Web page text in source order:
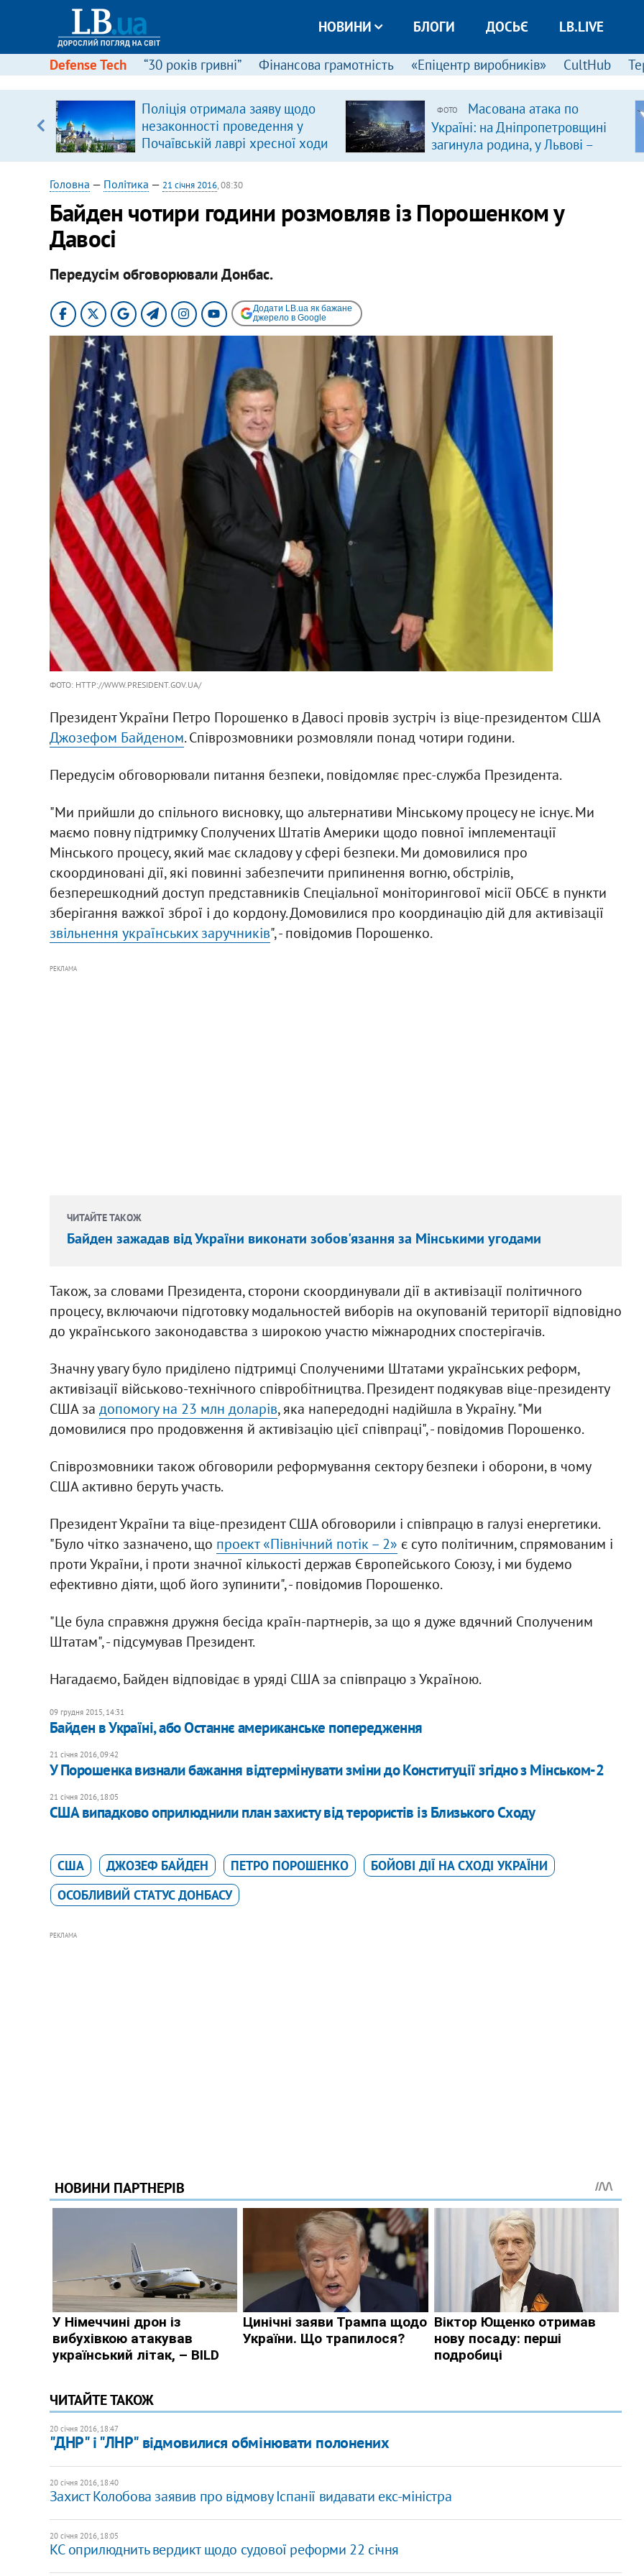
НОВИНИ БЛОГИ ДОСЬЄ LB.LIVE
Defense Tech “30 років гривні” Фінансова грамотність «Епіцентр виробників» CultHub
Поліція отримала заяву щодо
незаконності проведення у
Почаївській лаврі хресної ходи
ФОТО
Масована атака по
Україні: на Дніпропетровщині
загинула родина, у Львові –
удар по багатоповерхівках
Головна — Політика — 21 січня 2016, 08:30
Байден чотири години розмовляв із Порошенком у
Давосі
Передусім обговорювали Донбас.
Додати LB.ua як бажане
джерело в Google
ФОТО: HTTP://WWW.PRESIDENT.GOV.UA/
Президент України Петро Порошенко в Давосі провів зустріч із віце-президентом США
Джозефом Байденом. Співрозмовники розмовляли понад чотири години.
Передусім обговорювали питання безпеки, повідомляє прес-служба Президента.
"Ми прийшли до спільного висновку, що альтернативи Мінському процесу не існує. Ми
маємо повну підтримку Сполучених Штатів Америки щодо повної імплементації
Мінського процесу, який має складову у сфері безпеки. Ми домовилися про
скоординовані дії, які повинні забезпечити припинення вогню, обстрілів,
безперешкодний доступ представників Спеціальної моніторингової місії ОБСЄ в пункти
зберігання важкої зброї і до кордону. Домовилися про координацію дій для активізації
звільнення українських заручників", - повідомив Порошенко.
РЕКЛАМА
ЧИТАЙТЕ ТАКОЖ
Байден зажадав від України виконати зобов'язання за Мінськими угодами
Також, за словами Президента, сторони скоординували дії в активізації політичного
процесу, включаючи підготовку модальностей виборів на окупованій території відповідно
до українського законодавства з широкою участю міжнародних спостерігачів.
Значну увагу було приділено підтримці Сполученими Штатами українських реформ,
активізації військово-технічного співробітництва. Президент подякував віце-президенту
США за допомогу на 23 млн доларів, яка напередодні надійшла в Україну. "Ми
домовилися про продовження й активізацію цієї співпраці", - повідомив Порошенко.
Співрозмовники також обговорили реформування сектору безпеки і оборони, в чому
США активно беруть участь.
Президент України та віце-президент США обговорили і співпрацю в галузі енергетики.
"Було чітко зазначено, що проект «Північний потік – 2» є суто політичним, спрямованим і
проти України, і проти значної кількості держав Європейського Союзу, і ми будемо
ефективно діяти, щоб його зупинити", - повідомив Порошенко.
"Це була справжня дружня бесіда країн-партнерів, за що я дуже вдячний Сполученим
Штатам", - підсумував Президент.
Нагадаємо, Байден відповідає в уряді США за співпрацю з Україною.
09 грудня 2015, 14:31
Байден в Україні, або Останнє американське попередження
21 січня 2016, 09:42
У Порошенка визнали бажання відтермінувати зміни до Конституції згідно з Мінськом-2
21 січня 2016, 18:05
США випадково оприлюднили план захисту від терористів із Близького Сходу
США ДЖОЗЕФ БАЙДЕН ПЕТРО ПОРОШЕНКО
БОЙОВІ ДІЇ НА СХОДІ УКРАЇНИ
ОСОБЛИВИЙ СТАТУС ДОНБАСУ
РЕКЛАМА
ЧИТАЙТЕ ТАКОЖ
20 січня 2016, 18:47
"ДНР" і "ЛНР" відмовилися обмінювати полонених
20 січня 2016, 18:40
Захист Колобова заявив про відмову Іспанії видавати екс-міністра
20 січня 2016, 18:05
КС оприлюднить вердикт щодо судової реформи 22 січня